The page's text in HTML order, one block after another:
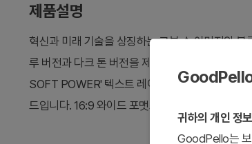
제품설명
혁신과 미래 기술을 상징하는 로봇 손 이미지와
루 버전과 다크 톤 버전을 제공하여 프레젠테이
SOFT POWER' 텍스트 레이아웃으로 기술 혁신,
드입니다. 16:9 와이드 포맷으로 현대적 프레젠테
귀하의 개인 정
GoodPello는 보